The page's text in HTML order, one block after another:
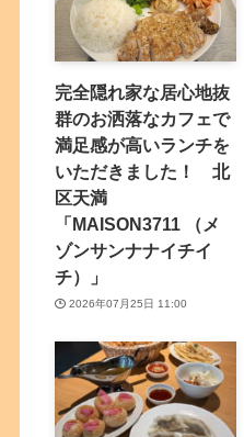
完全隠れ家な居心地抜
群のお洒落なカフェで
満足感が高いランチを
いただきました！ 北
区天満
「MAISON3711 （メ
ゾンサンナナイチイ
チ）」
2026年07月25日 11:00